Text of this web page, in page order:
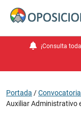
¡Consulta
Portada /
Auxiliar Administrativo